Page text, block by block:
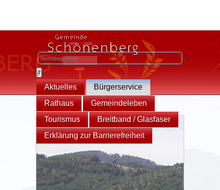
Aktuelles
Bürgerservice
Rathaus
Gemeindeleben
Tourismus
Breitband / Glasfaser
Erklärung zur Barrierefreiheit